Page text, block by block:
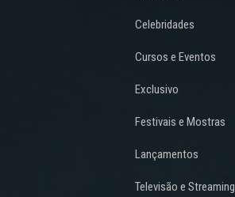
Celebridades
Cursos e Eventos
Exclusivo
Festivais e Mostras
Lançamentos
Televisão e Streaming